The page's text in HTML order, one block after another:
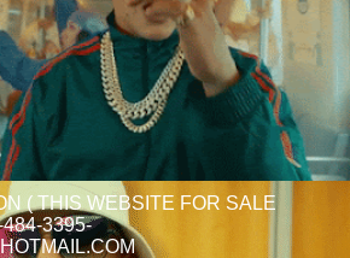
( THIS WEBSITE FOR SALE
3395-